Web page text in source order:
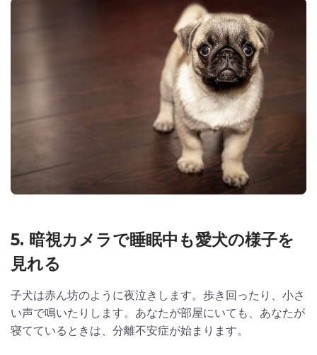
5. 暗視カメラで睡眠中も愛犬の様子を
見れる
子犬は赤ん坊のように夜泣きします。歩き回ったり、小さ
い声で鳴いたりします。あなたが部屋にいても、あなたが
寝てているときは、分離不安症が始まります。